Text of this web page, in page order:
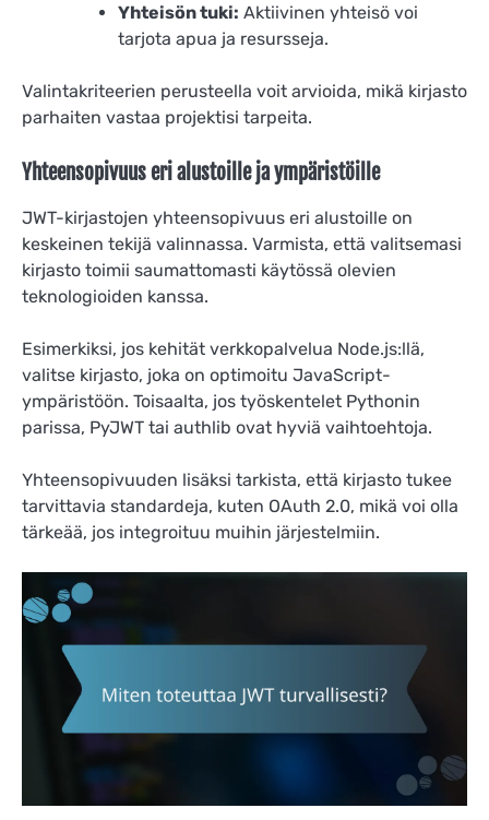
Yhteisön tuki: Aktiivinen yhteisö voi
tarjota apua ja resursseja.
Valintakriteerien perusteella voit arvioida, mikä kirjasto
parhaiten vastaa projektisi tarpeita.
Yhteensopivuus eri alustoille ja ympäristöille
JWT-kirjastojen yhteensopivuus eri alustoille on
keskeinen tekijä valinnassa. Varmista, että valitsemasi
kirjasto toimii saumattomasti käytössä olevien
teknologioiden kanssa.
Esimerkiksi, jos kehität verkkopalvelua Node.js:llä,
valitse kirjasto, joka on optimoitu JavaScript-
ympäristöön. Toisaalta, jos työskentelet Pythonin
parissa, PyJWT tai authlib ovat hyviä vaihtoehtoja.
Yhteensopivuuden lisäksi tarkista, että kirjasto tukee
tarvittavia standardeja, kuten OAuth 2.0, mikä voi olla
tärkeää, jos integroituu muihin järjestelmiin.